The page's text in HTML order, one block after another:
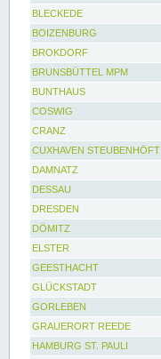
BLECKEDE
BOIZENBURG
BROKDORF
BRUNSBÜTTEL MPM
BUNTHAUS
COSWIG
CRANZ
CUXHAVEN STEUBENHÖFT
DAMNATZ
DESSAU
DRESDEN
DÖMITZ
ELSTER
GEESTHACHT
GLÜCKSTADT
GORLEBEN
GRAUERORT REEDE
HAMBURG ST. PAULI